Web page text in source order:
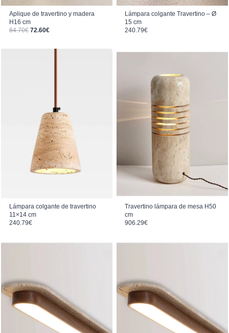
Aplique de travertino y madera
H16 cm
84.70€ El precio original era: 84.70€.
72.60€El precio actual es: 72.60€.
Lámpara colgante Travertino – Ø
15 cm
240.79€
Lámpara colgante de travertino
11×14 cm
240.79€
Travertino lámpara de mesa H50
cm
906.29€